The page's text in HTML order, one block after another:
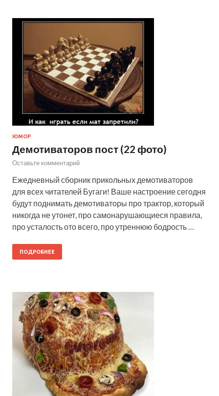
ЮМОР
Демотиваторов пост (22 фото)
Оставьте комментарий
Ежедневный сборник прикольных демотиваторов
для всех читателей Бугаги! Ваше настроение сегодня
будут поднимать демотиваторы про трактор, который
никогда не утонет, про самонарушающиеся правила,
про усталость ото всего, про утреннюю бодрость …
ПОДРОБНЕЕ